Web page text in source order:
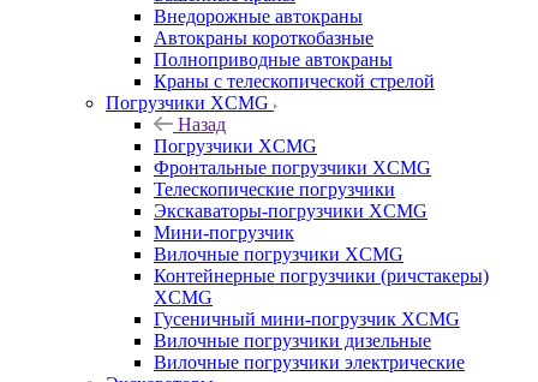
Внедорожные автокраны
Автокраны короткобазные
Полноприводные автокраны
Краны с телескопической стрелой
Погрузчики XCMG
Назад
Погрузчики XCMG
Фронтальные погрузчики XCMG
Телескопические погрузчики
Экскаваторы-погрузчики XCMG
Мини-погрузчик
Вилочные погрузчики XCMG
Контейнерные погрузчики (ричстакеры)
XCMG
Гусеничный мини-погрузчик XCMG
Вилочные погрузчики дизельные
Вилочные погрузчики электрические